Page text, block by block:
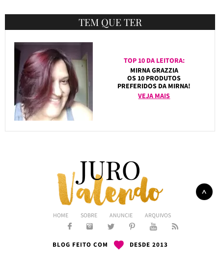
TEM QUE TER
TOP 10 DA LEITORA:
MIRNA GRAZZIA
OS 10 PRODUTOS
PREFERIDOS DA MIRNA!
VEJA MAIS
HOME SOBRE ANUNCIE ARQUIVOS
BLOG FEITO COM DESDE 2013